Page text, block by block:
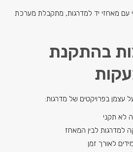
עם מאחזי יד למדרגות, מתקבלת מערכת
בהתקנת
עצמן בפרויקטים של מדרגות:
לא תקני
למדרגות לבין המאחז
לאורך זמן